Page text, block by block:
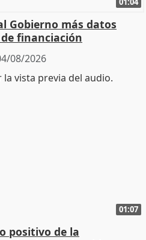
Gobierno más datos
financiación
08/2026
01:07
positivo de la